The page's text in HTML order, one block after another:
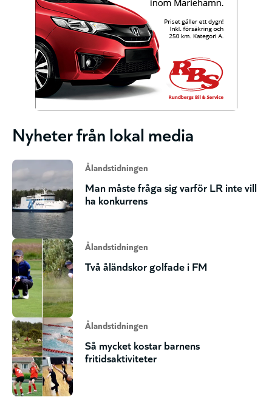
Nyheter från lokal media
Ålandstidningen
Man måste fråga sig varför LR inte vill
ha konkurrens
Ålandstidningen
Två åländskor golfade i FM
Ålandstidningen
Så mycket kostar barnens
fritidsaktiviteter